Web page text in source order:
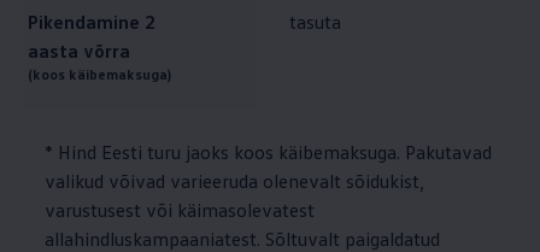
Pikendamine 2
aasta võrra
(koos käibemaksuga)
tasuta
* Hind Eesti turu jaoks koos käibemaksuga. Pakutavad
valikud võivad varieeruda olenevalt sõidukist,
varustusest või käimasolevatest
allahindluskampaaniatest. Sõltuvalt paigaldatud